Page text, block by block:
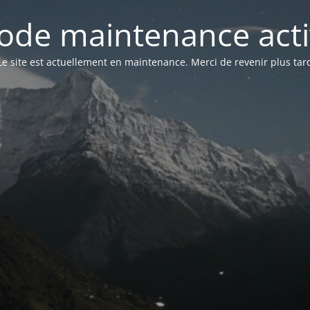
maintenance
site est actuellement en maintenance. Merci de revenir plus